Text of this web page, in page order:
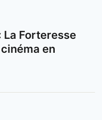
La Forteresse
en